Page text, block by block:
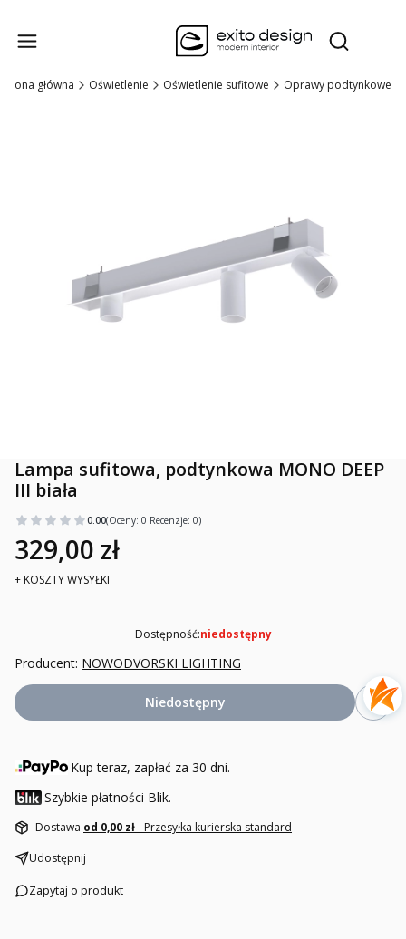
Otwórz
Strona główna Oświetlenie Oświetlenie sufitowe Oprawy podtynkowe
Lampa sufitowa, podtynkowa MONO DEEP
III biała
0.00(Oceny: 0 Recenzje: 0)
329,00 zł
+ KOSZTY WYSYŁKI
Dostępność:niedostępny
Producent: NOWODVORSKI LIGHTING
Niedostępny
Kup teraz, zapłać za 30 dni.
Szybkie płatności Blik.
Dostawa od 0,00 zł- Przesyłka kurierska standard
Udostępnij
Zapytaj o produkt